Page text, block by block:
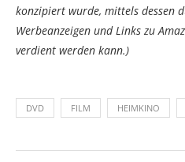
konzipiert wurde, mittels dessen
Werbeanzeigen und Links zu
verdient werden kann.)
DVD FILM HEIMKINO